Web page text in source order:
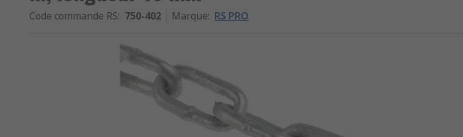
Code commande RS: 750-402 Marque: RS PRO